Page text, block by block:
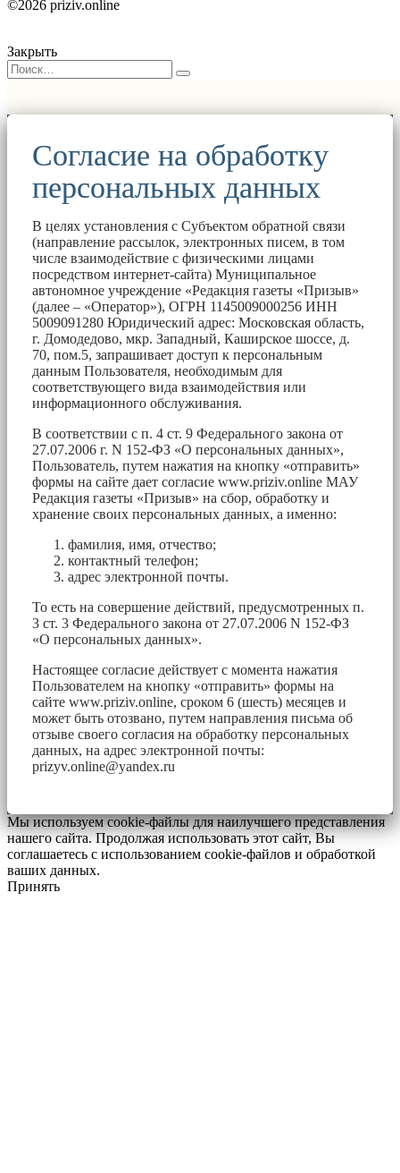
©2026 priziv.online
Закрыть
Согласие на обработку
персональных данных
В целях установления с Субъектом обратной связи
(направление рассылок, электронных писем, в том
числе взаимодействие с физическими лицами
посредством интернет-сайта) Муниципальное
автономное учреждение «Редакция газеты «Призыв»
(далее – «Оператор»), ОГРН 1145009000256 ИНН
5009091280 Юридический адрес: Московская область,
г. Домодедово, мкр. Западный, Каширское шоссе, д.
70, пом.5, запрашивает доступ к персональным
данным Пользователя, необходимым для
соответствующего вида взаимодействия или
информационного обслуживания.
В соответствии с п. 4 ст. 9 Федерального закона от
27.07.2006 г. N 152-ФЗ «О персональных данных»,
Пользователь, путем нажатия на кнопку «отправить»
формы на сайте дает согласие www.priziv.online МАУ
Редакция газеты «Призыв» на сбор, обработку и
хранение своих персональных данных, а именно:
фамилия, имя, отчество;
контактный телефон;
адрес электронной почты.
То есть на совершение действий, предусмотренных п.
3 ст. 3 Федерального закона от 27.07.2006 N 152-ФЗ
«О персональных данных».
Настоящее согласие действует с момента нажатия
Пользователем на кнопку «отправить» формы на
сайте www.priziv.online, сроком 6 (шесть) месяцев и
может быть отозвано, путем направления письма об
отзыве своего согласия на обработку персональных
данных, на адрес электронной почты:
prizyv.online@yandex.ru
Мы используем cookie-файлы для наилучшего представления
нашего сайта. Продолжая использовать этот сайт, Вы
соглашаетесь с использованием cookie-файлов и обработкой
ваших данных.
Принять